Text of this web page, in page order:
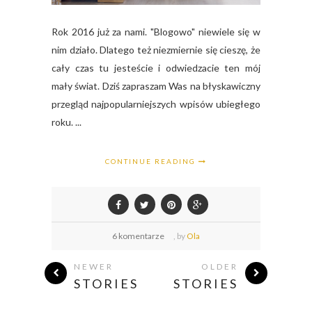
Rok 2016 już za nami. "Blogowo" niewiele się w
nim działo. Dlatego też niezmiernie się cieszę, że
cały czas tu jesteście i odwiedzacie ten mój
mały świat. Dziś zapraszam Was na błyskawiczny
przegląd najpopularniejszych wpisów ubiegłego
roku. ...
CONTINUE READING
6 komentarze by Ola
NEWER
STORIES
OLDER
STORIES